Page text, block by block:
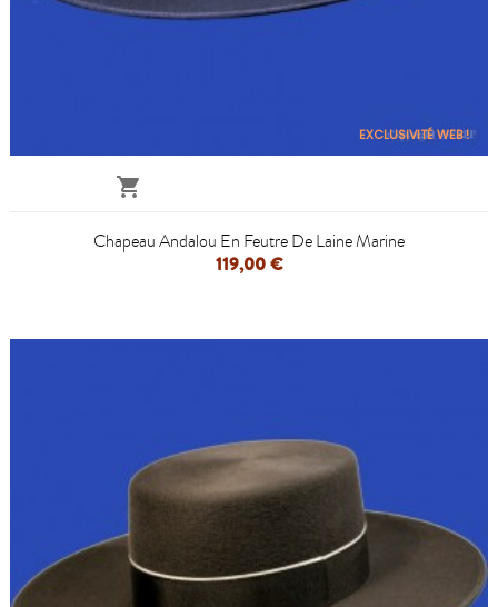
EXCLUSIVITÉ WEB !

Chapeau Andalou En Feutre De Laine Marine
119,00 €